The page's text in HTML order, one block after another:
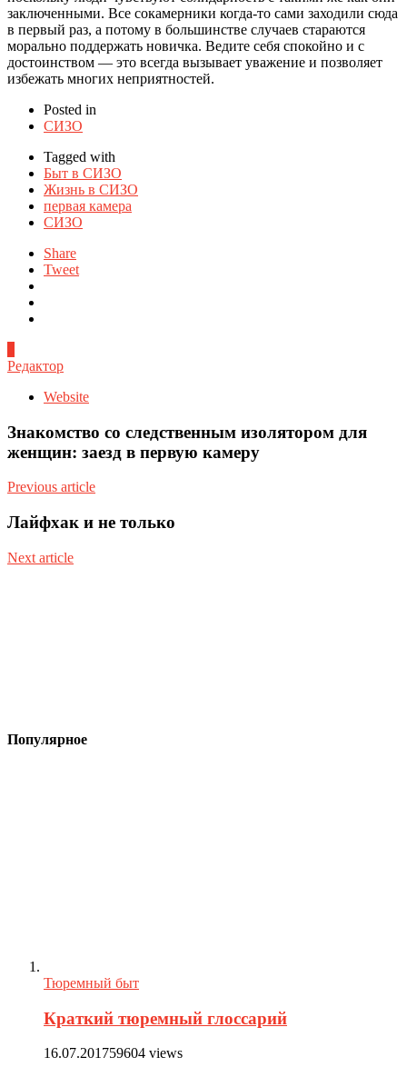
заключенными. Все сокамерники когда-то сами заходили сюда
в первый раз, а потому в большинстве случаев стараются
морально поддержать новичка. Ведите себя спокойно и с
достоинством — это всегда вызывает уважение и позволяет
избежать многих неприятностей.
Posted in
СИЗО
Tagged with
Быт в СИЗО
Жизнь в СИЗО
первая камера
СИЗО
Share
Tweet
Редактор
Website
Знакомство со следственным изолятором для
женщин: заезд в первую камеру
Previous article
Лайфхак и не только
Next article
Популярное
Тюремный быт
Краткий тюремный глоссарий
16.07.201759604 views